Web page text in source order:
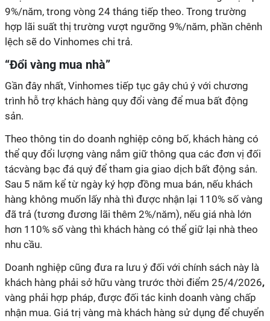
9%/năm, trong vòng 24 tháng tiếp theo. Trong trường
hợp lãi suất thị trường vượt ngưỡng 9%/năm, phần chênh
lệch sẽ do Vinhomes chi trả.
“Đổi vàng mua nhà”
Gần đây nhất, Vinhomes tiếp tục gây chú ý với chương
trình hỗ trợ khách hàng quy đổi vàng để mua bất động
sản.
Theo thông tin do doanh nghiệp công bố, khách hàng có
thể quy đổi lượng vàng nắm giữ thông qua các đơn vị đối
tácvàng bạc đá quý để tham gia giao dịch bất động sản.
Sau 5 năm kể từ ngày ký hợp đồng mua bán, nếu khách
hàng không muốn lấy nhà thì được nhận lại 110% số vàng
đã trả (tương đương lãi thêm 2%/năm), nếu giá nhà lớn
hơn 110% số vàng thì khách hàng có thể giữ lại nhà theo
nhu cầu.
Doanh nghiệp cũng đưa ra lưu ý đối với chính sách này là
khách hàng phải sở hữu vàng trước thời điểm 25/4/2026,
vàng phải hợp pháp, được đối tác kinh doanh vàng chấp
nhận mua. Giá trị vàng mà khách hàng sử dụng để chuyển